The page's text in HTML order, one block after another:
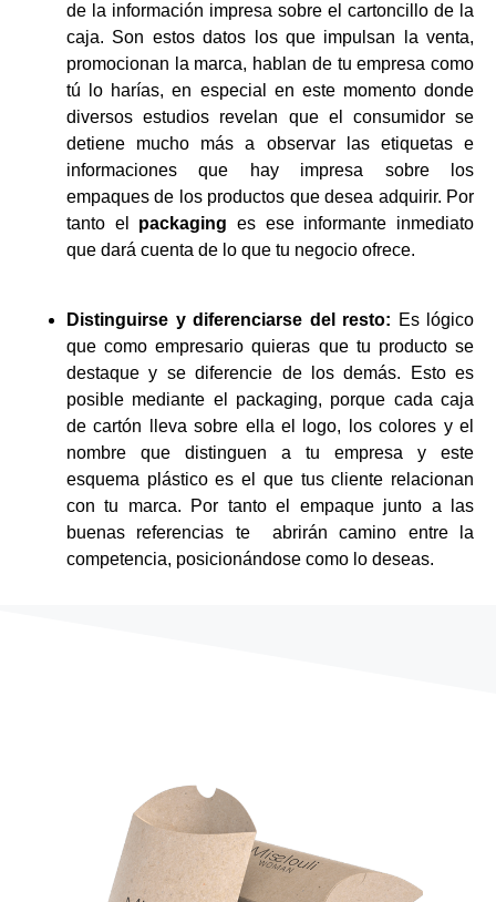
de la información impresa sobre el cartoncillo de la
caja. Son estos datos los que impulsan la venta,
promocionan la marca, hablan de tu empresa como
tú lo harías, en especial en este momento donde
diversos estudios revelan que el consumidor se
detiene mucho más a observar las etiquetas e
informaciones que hay impresa sobre los
empaques de los productos que desea adquirir. Por
tanto el packaging es ese informante inmediato
que dará cuenta de lo que tu negocio ofrece.
Distinguirse y diferenciarse del resto: Es lógico
que como empresario quieras que tu producto se
destaque y se diferencie de los demás. Esto es
posible mediante el packaging, porque cada caja
de cartón lleva sobre ella el logo, los colores y el
nombre que distinguen a tu empresa y este
esquema plástico es el que tus cliente relacionan
con tu marca. Por tanto el empaque junto a las
buenas referencias te abrirán camino entre la
competencia, posicionándose como lo deseas.